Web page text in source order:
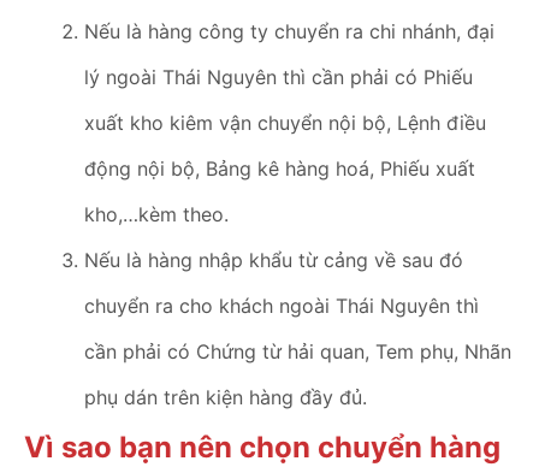
Nếu là hàng công ty chuyển ra chi nhánh, đại
lý ngoài Thái Nguyên thì cần phải có Phiếu
xuất kho kiêm vận chuyển nội bộ, Lệnh điều
động nội bộ, Bảng kê hàng hoá, Phiếu xuất
kho,…kèm theo.
Nếu là hàng nhập khẩu từ cảng về sau đó
chuyển ra cho khách ngoài Thái Nguyên thì
cần phải có Chứng từ hải quan, Tem phụ, Nhãn
phụ dán trên kiện hàng đầy đủ.
Vì sao bạn nên chọn chuyển hàng